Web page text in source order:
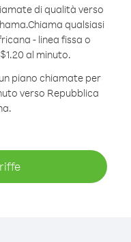
di qualità verso
Chiama qualsiasi
- linea fissa o
al minuto.
piano chiamate per
verso Repubblica